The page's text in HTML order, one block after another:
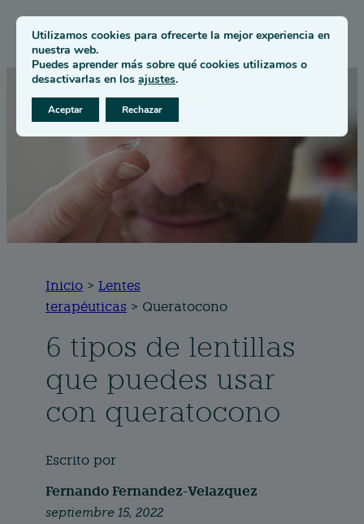
Inicio > Lentes
terapéuticas > Queratocono
6 tipos de lentillas
que puedes usar
con queratocono
Escrito por
Fernando Fernandez-Velazquez
septiembre 15, 2022
Utilizamos cookies para ofrecerte la mejor experiencia en
nuestra web.
Puedes aprender más sobre qué cookies utilizamos o
desactivarlas en los ajustes.
Aceptar Rechazar